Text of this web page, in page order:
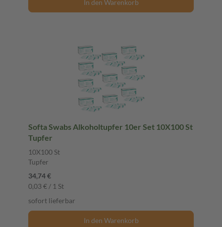
In den Warenkorb
Softa Swabs Alkoholtupfer 10er Set 10X100 St
Tupfer
10X100 St
Tupfer
34,74 €
0,03 € / 1 St
sofort lieferbar
In den Warenkorb